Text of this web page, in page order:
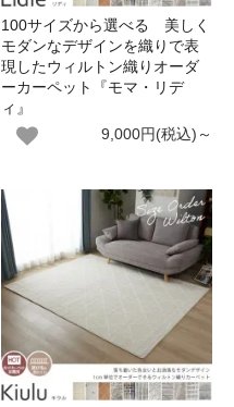
100サイズから選べる 美しく
モダンなデザインを織りで表
現したウィルトン織りオーダ
ーカーペット『モマ・リデ
ィ』
9,000円(税込)～